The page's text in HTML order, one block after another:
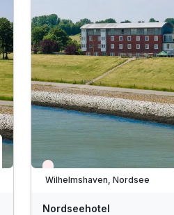
Wieder frei ab November
Wilhelmshaven, Nordsee
Nordseehotel